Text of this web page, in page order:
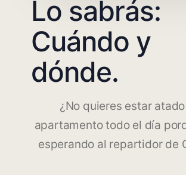
Lo sabrás:
Cuándo y
dónde.
¿No quieres estar
apartamento todo el día
esperando al repartidor de